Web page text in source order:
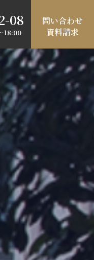
08
18:00
問い合わせ
資料請求